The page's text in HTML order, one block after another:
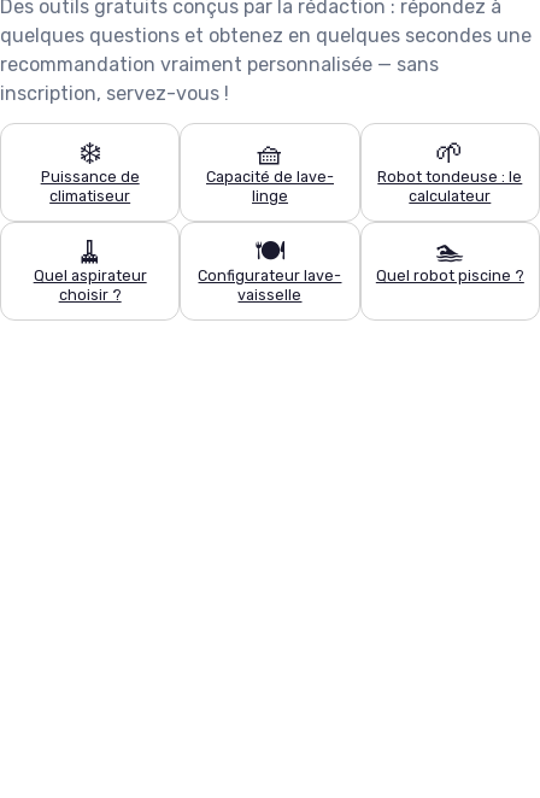
Des outils gratuits conçus par la rédaction : répondez à
quelques questions et obtenez en quelques secondes une
recommandation vraiment personnalisée — sans
inscription, servez-vous !
❄️
Puissance de
climatiseur
🧺
Capacité de lave-
linge
🌱
Robot tondeuse : le
calculateur
🧹
Quel aspirateur
choisir ?
🍽️
Configurateur lave-
vaisselle
🏊
Quel robot piscine ?